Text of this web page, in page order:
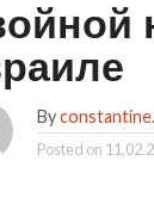
By
Posted on